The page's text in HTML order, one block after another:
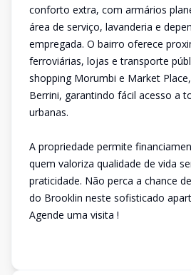
conforto extra, com armários
área de serviço, lavanderia e
empregada. O bairro oferece
ferroviárias, lojas e transporte
shopping Morumbi e Market
Berrini, garantindo fácil acesso a
urbanas.
A propriedade permite
quem valoriza qualidade de vida
praticidade. Não perca a chance
do Brooklin neste sofisticado
Agende uma visita !